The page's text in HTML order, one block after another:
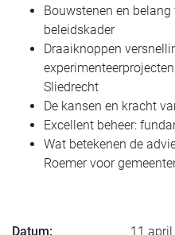
Bouwstenen en
beleidskader
Draaiknoppen
Sliedrecht
De kansen en kracht
Excellent beheer:
Wat betekenen de
Roemer voor
Datum:
11 april